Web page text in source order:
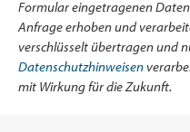
Formular eingetragenen
Anfrage erhoben und
verschlüsselt übertragen und
Datenschutzhinweisen
mit Wirkung für die Zukunft.